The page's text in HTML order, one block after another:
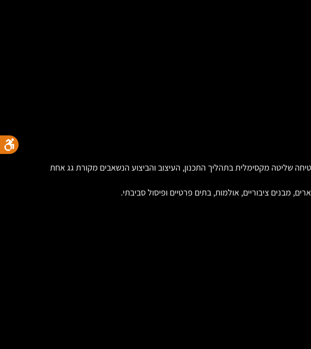
שליטה מקסימלית בתהליך התכנון, העיצוב והביצוע הנשאבים מקורת גג אחת
מבנים ציבוריים, אולמות, בתים פרטיים ופיסול סביבתי.